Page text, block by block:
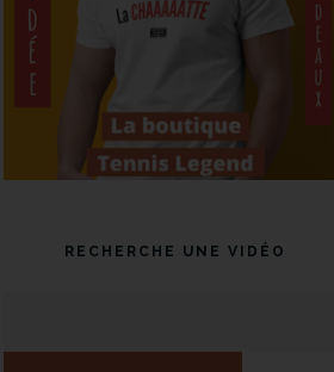
RECHERCHE UNE VIDÉO